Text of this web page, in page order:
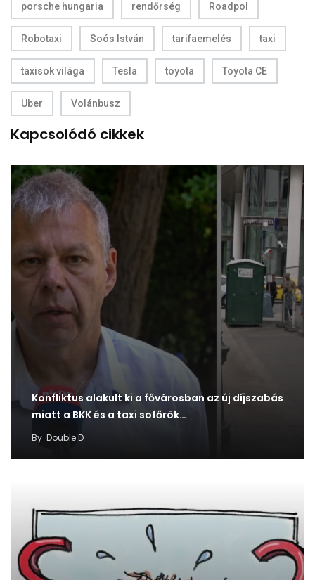
porsche hungaria rendőrség Roadpol
Robotaxi Soós István tarifaemelés taxi
taxisok világa Tesla toyota Toyota CE
Uber Volánbusz
Kapcsolódó cikkek
Konfliktus alakult ki a fővárosban az új díjszabás
miatt a BKK és a taxi sofőrök…
By Double D